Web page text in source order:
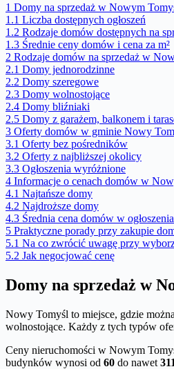
1 Domy na sprzedaż w Nowym
1.1 Liczba dostępnych ogłoszeń
1.2 Rodzaje domów dostępnych na
1.3 Średnie ceny domów i cena za m²
2 Rodzaje domów na sprzedaż w
2.1 Domy jednorodzinne
2.2 Domy szeregowe
2.3 Domy wolnostojące
2.4 Domy bliźniaki
2.5 Domy z garażem, balkonem i
3 Oferty domów w gminie Nowy
3.1 Oferty bez pośredników
3.2 Oferty z najbliższej okolicy
3.3 Ogłoszenia wyróżnione
4 Informacje o cenach domów w
4.1 Najtańsze domy
4.2 Najdroższe domy
4.3 Średnia cena domów w
5 Praktyczne porady przy zakupie
5.1 Na co zwrócić uwagę przy
5.2 Jak negocjować cenę
Domy na sprzedaż w
Nowy Tomyśl to miejsce, gdzie
wolnostojące. Każdy z tych typów
Ceny nieruchomości w Nowym
budynków wynosi od 60 do nawet